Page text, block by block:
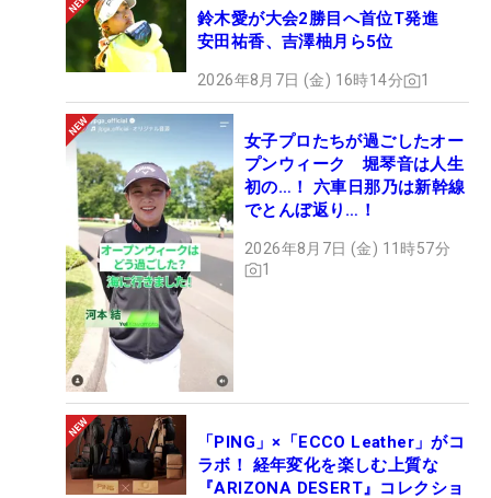
鈴木愛が大会2勝目へ首位T発進
安田祐香、吉澤柚月ら5位
2026年8月7日 (金) 16時14分 1
女子プロたちが過ごしたオー
プンウィーク 堀琴音は人生
初の…！ 六車日那乃は新幹線
でとんぼ返り…！
2026年8月7日 (金) 11時57分
1
「PING」×「ECCO Leather」がコ
ラボ！ 経年変化を楽しむ上質な
『ARIZONA DESERT』コレクショ